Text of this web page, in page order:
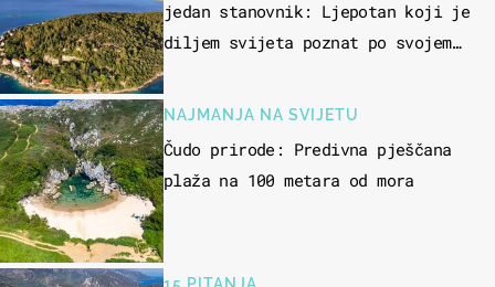
jedan stanovnik: Ljepotan koji je
diljem svijeta poznat po svojem
NAJMANJA NA SVIJETU
Čudo prirode: Predivna pješčana
plaža na 100 metara od mora